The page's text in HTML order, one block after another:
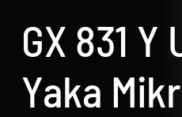
Biz Kimiz
Neler Yaptık
GX 831 Y
Yaka